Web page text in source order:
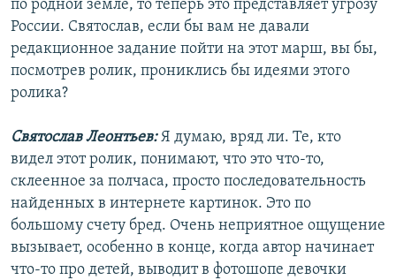
по родной земле, то теперь это представляет угрозу
России. Святослав, если бы вам не давали
редакционное задание пойти на этот марш, вы бы,
посмотрев ролик, прониклись бы идеями этого
ролика?
Святослав Леонтьев:Я думаю, вряд ли. Те, кто
видел этот ролик, понимают, что это что-то,
склеенное за полчаса, просто последовательность
найденных в интернете картинок. Это по
большому счету бред. Очень неприятное ощущение
вызывает, особенно в конце, когда автор начинает
что-то про детей, выводит в фотошопе девочки